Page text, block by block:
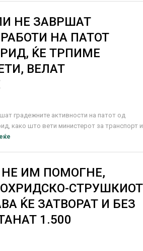
НЕ ЗАВРШАТ
НА ПАТОТ
ЌЕ ТРПИМЕ
ВЕЛАТ
градежните активности на патот од
како што вети министерот за транспорт и
ИМ ПОМОГНЕ,
СТРУШКИОТ
ЌЕ ЗАТВОРАТ И БЕЗ
1.500